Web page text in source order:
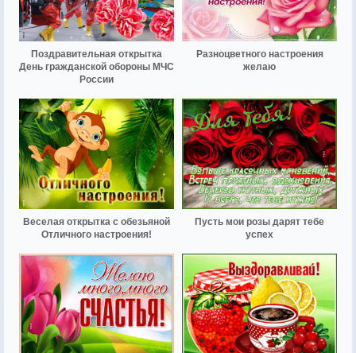
Поздравительная открытка
День гражданской обороны МЧС
России
Разноцветного настроения
желаю
Веселая открытка с обезьяной
Отличного настроения!
Пусть мои розы дарят тебе
успех